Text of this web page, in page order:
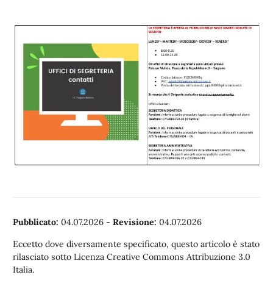
Pubblicato: 04.07.2026 - Revisione: 04.07.2026
Eccetto dove diversamente specificato, questo articolo è stato
rilasciato sotto Licenza Creative Commons Attribuzione 3.0
Italia.